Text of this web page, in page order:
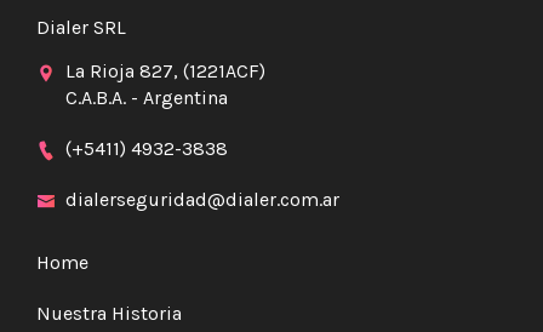
Dialer SRL
La Rioja 827, (1221ACF)
C.A.B.A. - Argentina
(+5411) 4932-3838
dialerseguridad@dialer.com.ar
Home
Nuestra Historia